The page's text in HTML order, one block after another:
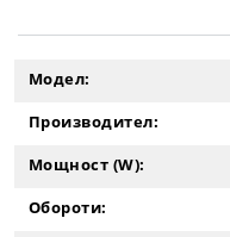
Модел:
Производител:
Мощност (W):
Обороти: